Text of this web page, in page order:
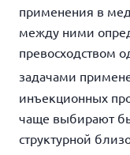
применения в
между ними
превосходством
задачами
инъекционных
чаще выбирают
структурной